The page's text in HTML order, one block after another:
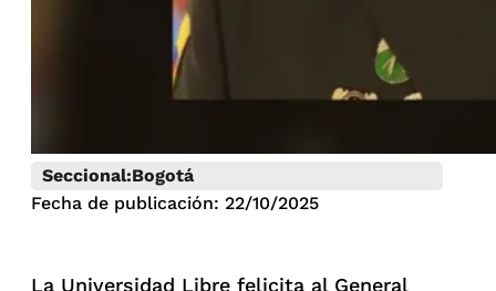
Seccional:Bogotá
Fecha de publicación: 22/10/2025
La Universidad Libre felicita al General